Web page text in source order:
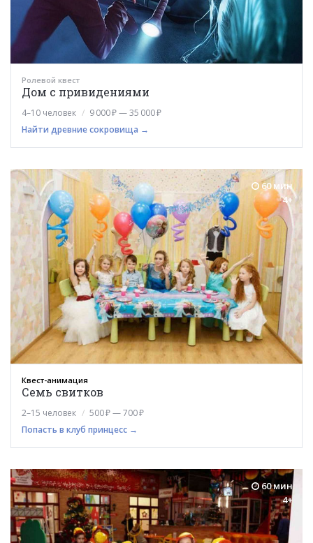
Ролевой квест
Дом с привидениями
4–10 человек
9 000 ₽ — 35 000 ₽
Найти древние сокровища →
60 мин
4+
Квест-анимация
Семь свитков
2–15 человек
500 ₽ — 700 ₽
Попасть в клуб принцесс →
60 мин
4+